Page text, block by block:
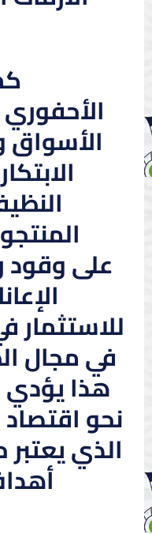
على
للاستثمار
في مجال
هذا يؤدي
نحو
الذي